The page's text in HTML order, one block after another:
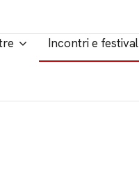
Incontri e festival